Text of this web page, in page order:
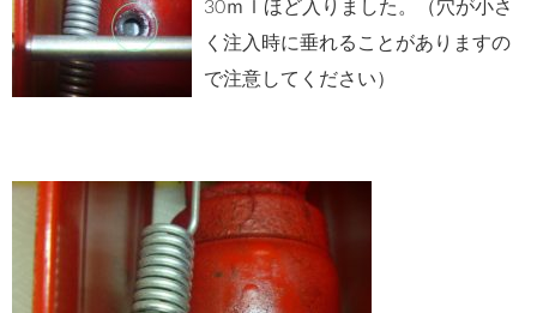
30ｍｌほど入りました。（穴が小さ
く注入時に垂れることがありますの
で注意してください）